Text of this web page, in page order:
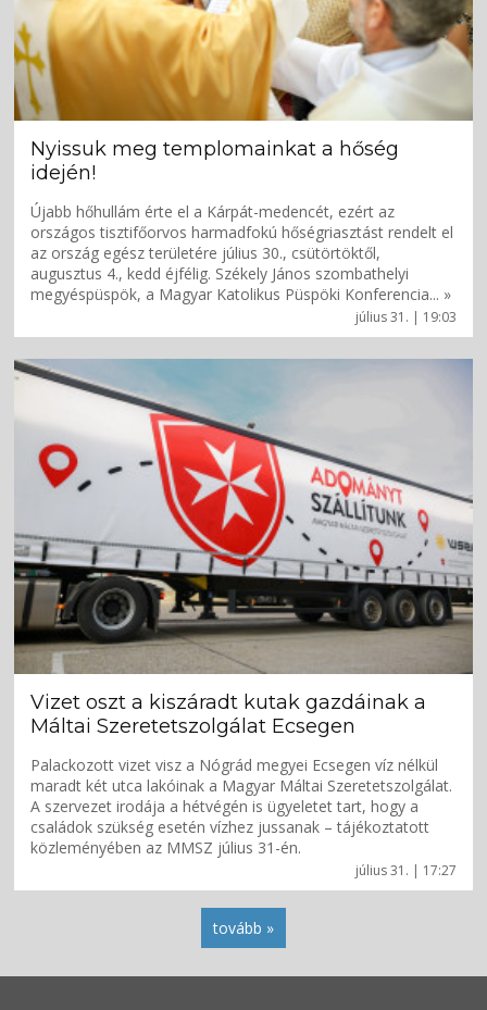
július 31. | 19:03
Nyissuk meg templomainkat a hőség
idején!
Újabb hőhullám érte el a Kárpát-medencét, ezért az
országos tisztifőorvos harmadfokú hőségriasztást rendelt el
az ország egész területére július 30., csütörtöktől,
augusztus 4., kedd éjfélig. Székely János szombathelyi
megyéspüspök, a Magyar Katolikus Püspöki Konferencia... »
július 31. | 17:27
Vizet oszt a kiszáradt kutak gazdáinak a
Máltai Szeretetszolgálat Ecsegen
Palackozott vizet visz a Nógrád megyei Ecsegen víz nélkül
maradt két utca lakóinak a Magyar Máltai Szeretetszolgálat.
A szervezet irodája a hétvégén is ügyeletet tart, hogy a
családok szükség esetén vízhez jussanak – tájékoztatott
közleményében az MMSZ július 31-én.
tovább »